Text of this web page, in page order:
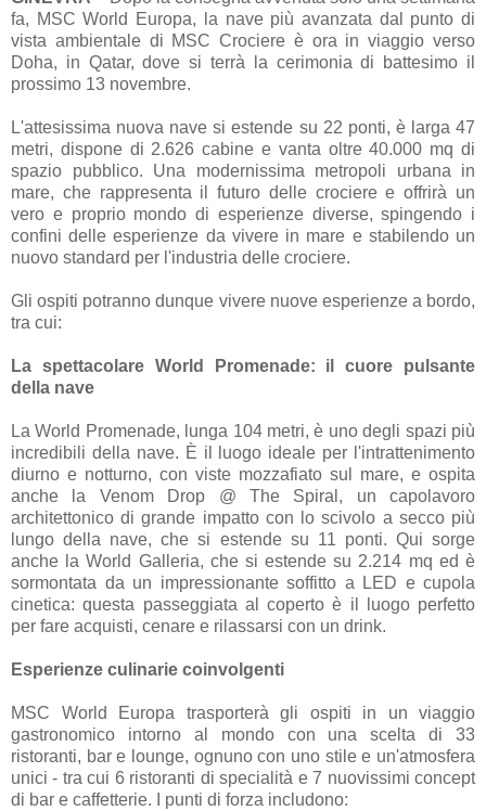
fa, MSC World Europa, la nave più avanzata dal punto di
vista ambientale di MSC Crociere è ora in viaggio verso
Doha, in Qatar, dove si terrà la cerimonia di battesimo il
prossimo 13 novembre.
L'attesissima nuova nave si estende su 22 ponti, è larga 47
metri, dispone di 2.626 cabine e vanta oltre 40.000 mq di
spazio pubblico. Una modernissima metropoli urbana in
mare, che rappresenta il futuro delle crociere e offrirà un
vero e proprio mondo di esperienze diverse, spingendo i
confini delle esperienze da vivere in mare e stabilendo un
nuovo standard per l'industria delle crociere.
Gli ospiti potranno dunque vivere nuove esperienze a bordo,
tra cui:
La spettacolare World Promenade: il cuore pulsante
della nave
La World Promenade, lunga 104 metri, è uno degli spazi più
incredibili della nave. È il luogo ideale per l'intrattenimento
diurno e notturno, con viste mozzafiato sul mare, e ospita
anche la Venom Drop @ The Spiral, un capolavoro
architettonico di grande impatto con lo scivolo a secco più
lungo della nave, che si estende su 11 ponti. Qui sorge
anche la World Galleria, che si estende su 2.214 mq ed è
sormontata da un impressionante soffitto a LED e cupola
cinetica: questa passeggiata al coperto è il luogo perfetto
per fare acquisti, cenare e rilassarsi con un drink.
Esperienze culinarie coinvolgenti
MSC World Europa trasporterà gli ospiti in un viaggio
gastronomico intorno al mondo con una scelta di 33
ristoranti, bar e lounge, ognuno con uno stile e un'atmosfera
unici - tra cui 6 ristoranti di specialità e 7 nuovissimi concept
di bar e caffetterie. I punti di forza includono: